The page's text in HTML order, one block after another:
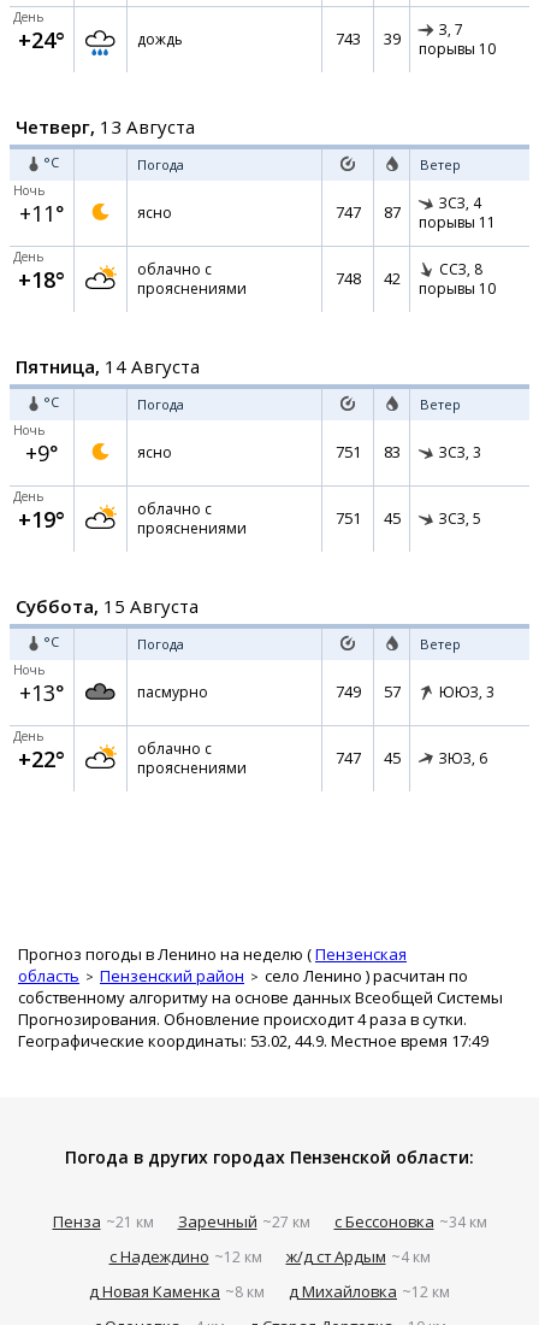
День
+24° дождь 743 39 З, 7
порывы 10
Четверг, 13 Августа
°C Погода Ветер
Ночь
+11° ясно 747 87 ЗСЗ, 4
порывы 11
День
+18°
облачно с
прояснениями
748 42 ССЗ, 8
порывы 10
Пятница, 14 Августа
°C Погода Ветер
Ночь
+9° ясно 751 83 ЗСЗ, 3
День
+19°
облачно с
прояснениями
751 45 ЗСЗ, 5
Суббота, 15 Августа
°C Погода Ветер
Ночь
+13° пасмурно 749 57 ЮЮЗ, 3
День
+22°
облачно с
прояснениями
747 45 ЗЮЗ, 6
Прогноз погоды в Ленино на неделю (Пензенская
область
Пензенский район село Ленино ) расчитан по
собственному алгоритму на основе данных Всеобщей Системы
Прогнозирования. Обновление происходит 4 раза в сутки.
Географические координаты: 53.02, 44.9. Местное время 17:49
Погода в других городах Пензенской области:
Пенза ~21 км Заречный ~27 км с Бессоновка ~34 км
с Надеждино ~12 км ж/д ст Ардым ~4 км
д Новая Каменка ~8 км д Михайловка ~12 км